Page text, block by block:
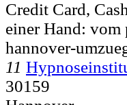
Credit Card,
einer Hand: vom
hannover-
11
30159